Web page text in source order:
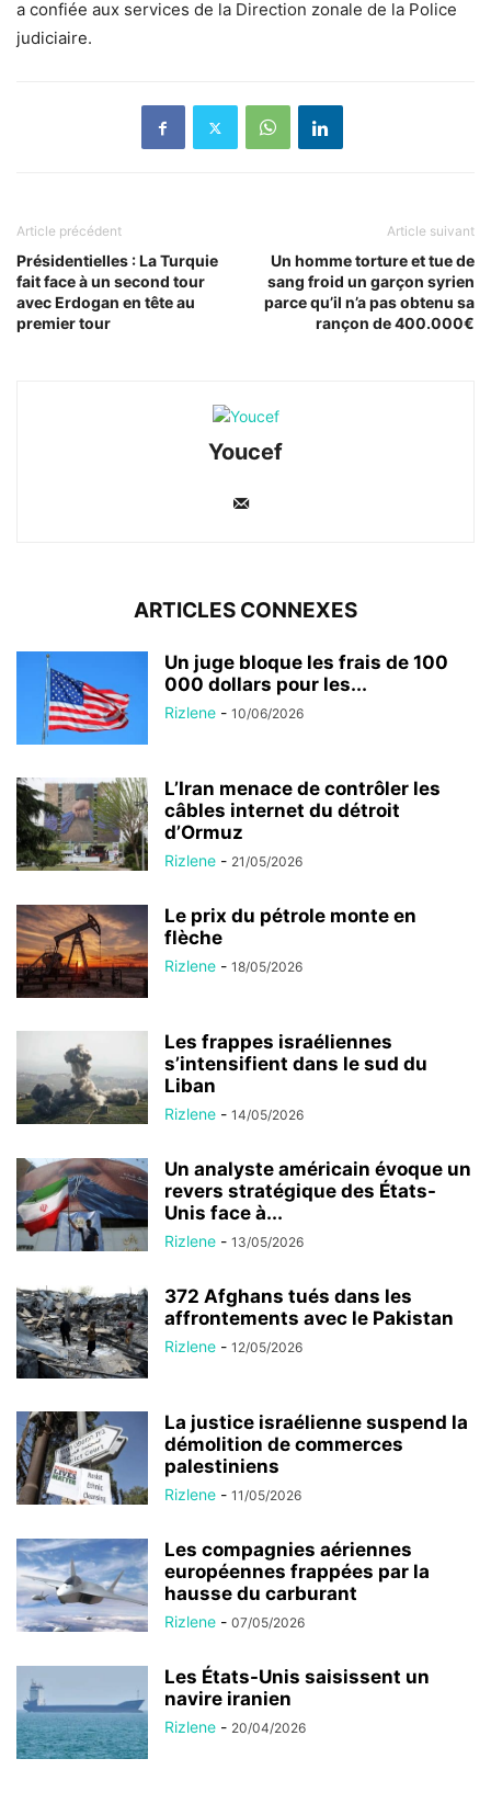
a confiée aux services de la Direction zonale de la Police
judiciaire.
Article précédent
Présidentielles : La Turquie
fait face à un second tour
avec Erdogan en tête au
premier tour
Article suivant
Un homme torture et tue de
sang froid un garçon syrien
parce qu’il n’a pas obtenu sa
rançon de 400.000€
Youcef
ARTICLES CONNEXES
Un juge bloque les frais de 100
000 dollars pour les...
Rizlene - 10/06/2026
L’Iran menace de contrôler les
câbles internet du détroit
d’Ormuz
Rizlene - 21/05/2026
Le prix du pétrole monte en
flèche
Rizlene - 18/05/2026
Les frappes israéliennes
s’intensifient dans le sud du
Liban
Rizlene - 14/05/2026
Un analyste américain évoque un
revers stratégique des États-
Unis face à...
Rizlene - 13/05/2026
372 Afghans tués dans les
affrontements avec le Pakistan
Rizlene - 12/05/2026
La justice israélienne suspend la
démolition de commerces
palestiniens
Rizlene - 11/05/2026
Les compagnies aériennes
européennes frappées par la
hausse du carburant
Rizlene - 07/05/2026
Les États-Unis saisissent un
navire iranien
Rizlene - 20/04/2026